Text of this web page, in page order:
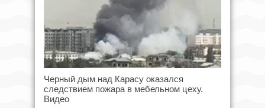
Черный дым над Карасу оказался
следствием пожара в мебельном цеху.
Видео